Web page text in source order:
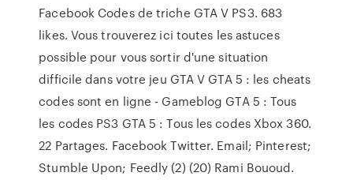
Facebook Codes de triche GTA V PS3. 683
likes. Vous trouverez ici toutes les astuces
possible pour vous sortir d'une situation
difficile dans votre jeu GTA V GTA 5 : les cheats
codes sont en ligne - Gameblog GTA 5 : Tous
les codes PS3 GTA 5 : Tous les codes Xbox 360.
22 Partages. Facebook Twitter. Email; Pinterest;
Stumble Upon; Feedly (2) (20) Rami Bououd.